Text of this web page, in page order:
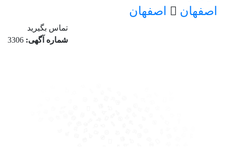
اصفهان اصفهان
تماس بگیرید
شماره آگهی: 3306